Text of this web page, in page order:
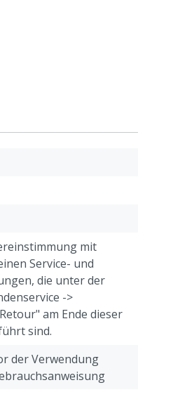
mit
Service- und
die unter der
->
am Ende dieser
sind.
der Verwendung